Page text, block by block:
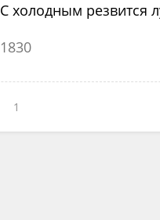
С холодным резвится
1830
1